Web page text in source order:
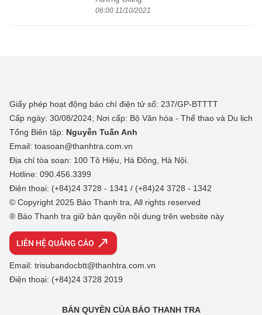
06:00 11/10/2021
Giấy phép hoạt động báo chí điện tử số: 237/GP-BTTTT
Cấp ngày: 30/08/2024; Nơi cấp: Bộ Văn hóa - Thể thao và Du lịch
Tổng Biên tập: Nguyễn Tuấn Anh
Email: toasoan@thanhtra.com.vn
Địa chỉ tòa soạn: 100 Tô Hiệu, Hà Đông, Hà Nội.
Hotline: 090.456.3399
Điện thoại: (+84)24 3728 - 1341 / (+84)24 3728 - 1342
© Copyright 2025 Báo Thanh tra, All rights reserved
® Báo Thanh tra giữ bản quyền nội dung trên website này
LIÊN HỆ QUẢNG CÁO
Email: trisubandocbtt@thanhtra.com.vn
Điện thoại: (+84)24 3728 2019
BẢN QUYỀN CỦA BÁO THANH TRA